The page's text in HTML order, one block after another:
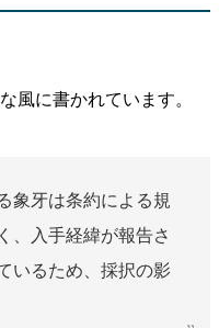
風に書かれています。
象牙は条約による規
、入手経緯が報告さ
いるため、採択の影